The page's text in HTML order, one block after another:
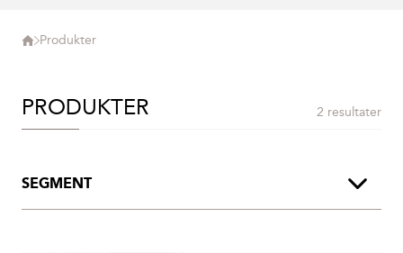
Produkter
PRODUKTER 2 resultater
SEGMENT